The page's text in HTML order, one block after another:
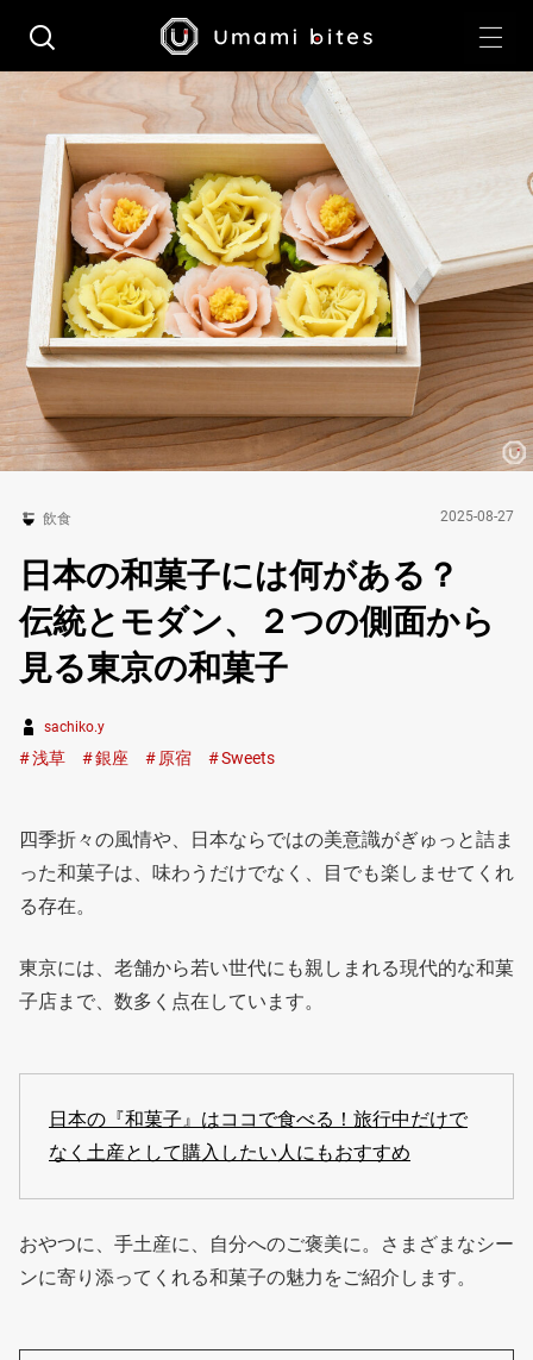
飲食 2025-08-27
日本の和菓子には何がある？
伝統とモダン、２つの側面から
見る東京の和菓子
sachiko.y
浅草 銀座 原宿 Sweets
四季折々の風情や、日本ならではの美意識がぎゅっと詰ま
った和菓子は、味わうだけでなく、目でも楽しませてくれ
る存在。
東京には、老舗から若い世代にも親しまれる現代的な和菓
子店まで、数多く点在しています。
日本の『和菓子』はココで食べる！旅行中だけで
なく土産として購入したい人にもおすすめ
おやつに、手土産に、自分へのご褒美に。さまざまなシー
ンに寄り添ってくれる和菓子の魅力をご紹介します。